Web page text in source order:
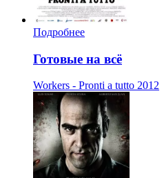
Подробнее
Готовые на всё
Workers - Pronti a tutto 2012